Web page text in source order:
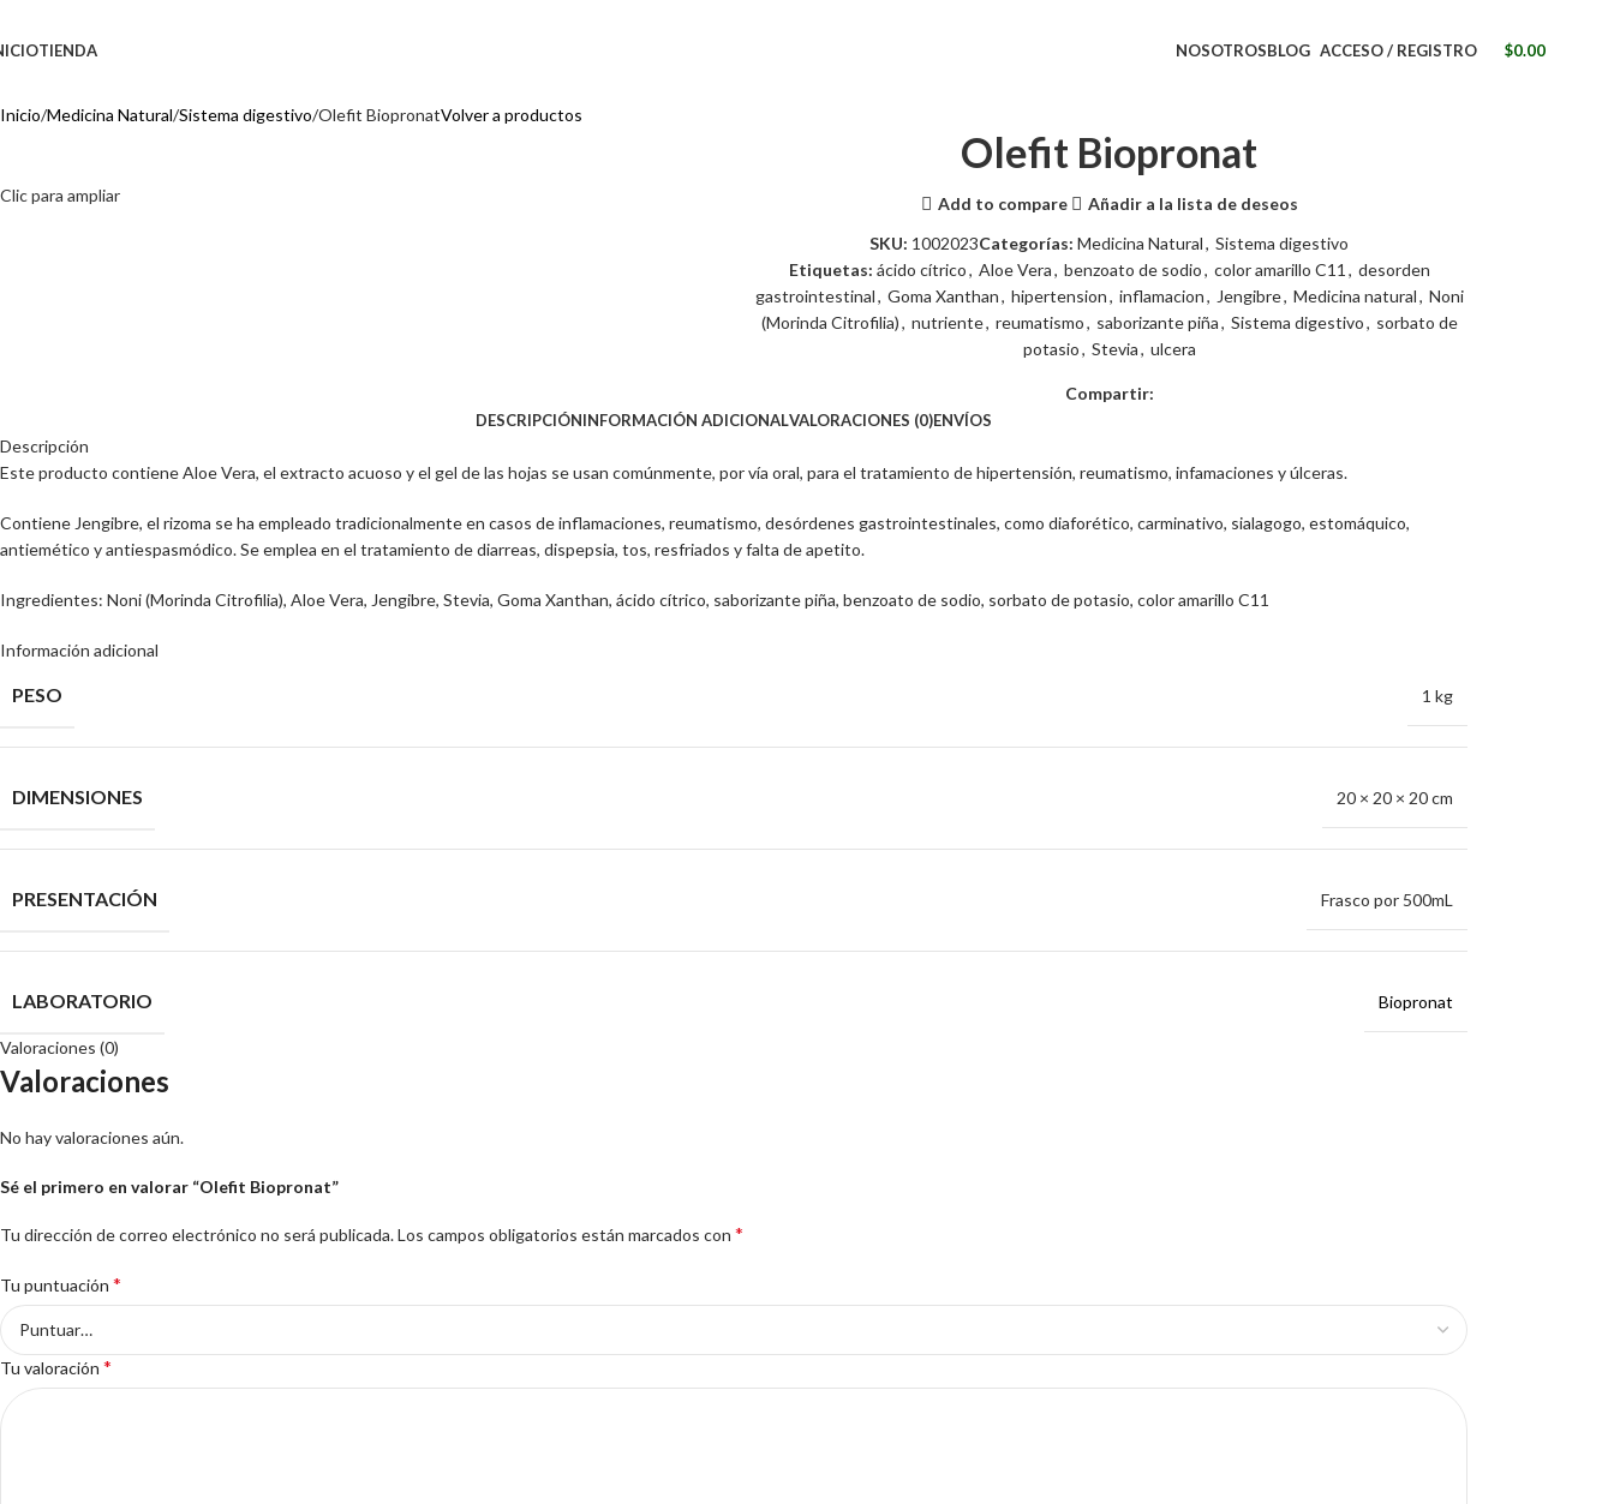
TIENDA NOSOTROSBLOG ACCESO / REGISTRO $0.00
Inicio Medicina Natural Sistema digestivo Olefit BiopronatVolver a productos
Clic para ampliar
Olefit Biopronat
Add to compare
Añadir a la lista de deseos
SKU: 1002023Categorías: Medicina Natural , Sistema digestivo
Etiquetas: ácido cítrico, Aloe Vera, benzoato de sodio, color amarillo C11 , desorden
gastrointestinal, Goma Xanthan, hipertension, inflamacion, Jengibre, Medicina natural, Noni
(Morinda Citrofilia), nutriente, reumatismo, saborizante piña, Sistema digestivo, sorbato de
potasio, Stevia, ulcera
Compartir:
DESCRIPCIÓNINFORMACIÓN ADICIONALVALORACIONES (0)ENVÍOS
Descripción
Este producto contiene Aloe Vera, el extracto acuoso y el gel de las hojas se usan comúnmente, por vía oral, para el tratamiento de hipertensión, reumatismo, infamaciones y úlceras.
Contiene Jengibre, el rizoma se ha empleado tradicionalmente en casos de inflamaciones, reumatismo, desórdenes gastrointestinales, como diaforético, carminativo, sialagogo, estomáquico,
antiemético y antiespasmódico. Se emplea en el tratamiento de diarreas, dispepsia, tos, resfriados y falta de apetito.
Ingredientes: Noni (Morinda Citrofilia), Aloe Vera, Jengibre, Stevia, Goma Xanthan, ácido cítrico, saborizante piña, benzoato de sodio, sorbato de potasio, color amarillo C11
Información adicional
PESO 1 kg
DIMENSIONES 20 × 20 × 20 cm
PRESENTACIÓN Frasco por 500mL
LABORATORIO Biopronat
Valoraciones (0)
Valoraciones
No hay valoraciones aún.
Sé el primero en valorar “Olefit Biopronat”
Tu dirección de correo electrónico no será publicada.Los campos obligatorios están marcados con *
Tu puntuación *
Tu valoración *